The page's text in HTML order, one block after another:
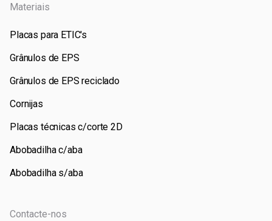
Materiais
Placas para ETIC's
Grânulos de EPS
Grânulos de EPS reciclado
Cornijas
Placas técnicas c/corte 2D
Abobadilha c/aba
Abobadilha s/aba
Contacte-nos